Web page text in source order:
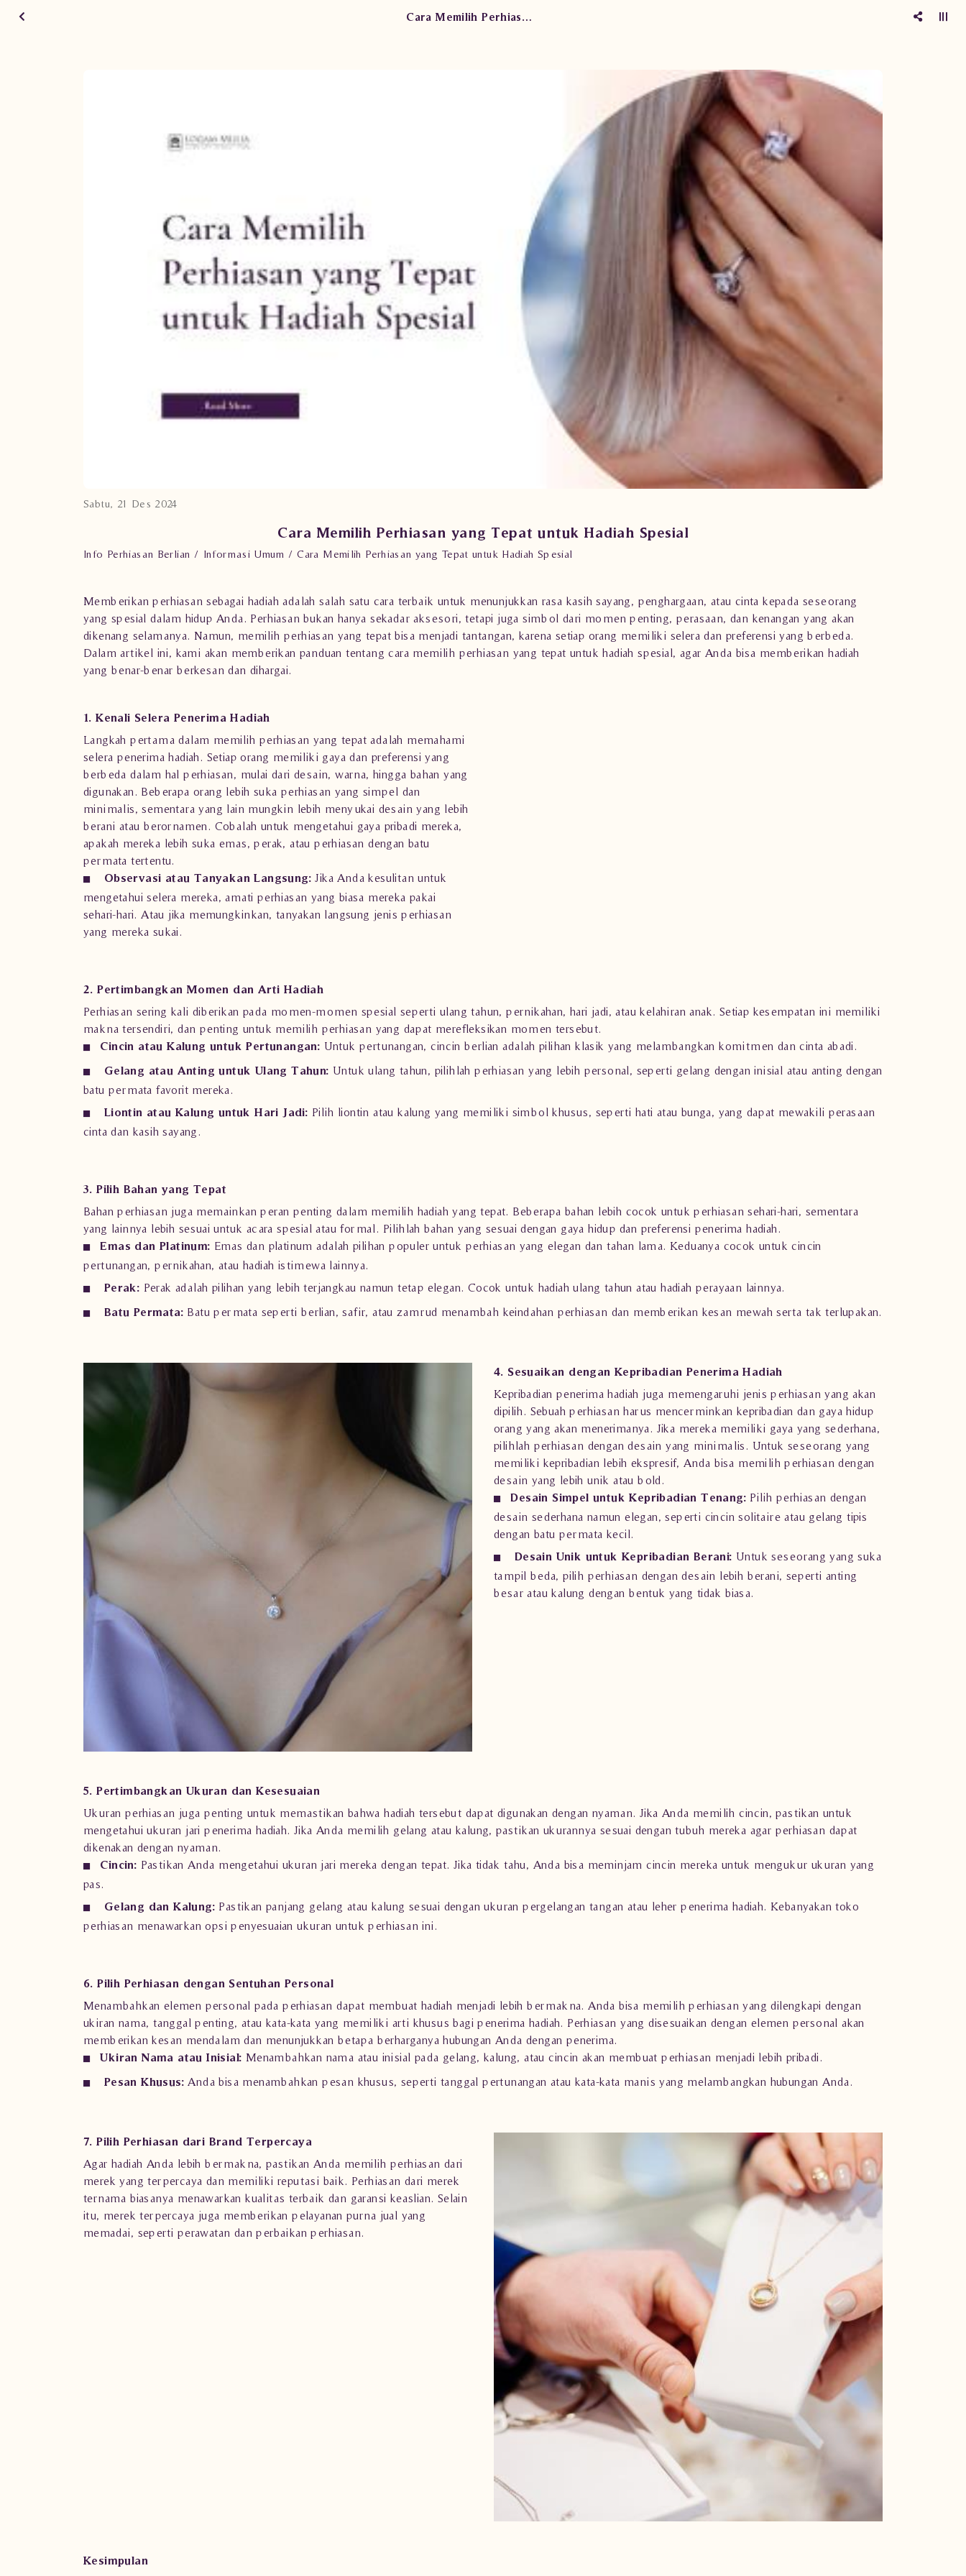
Cara Memilih Perhiasan yang Tepat untuk Hadiah Spesial
Sabtu, 21 Des 2024
Cara Memilih Perhiasan yang Tepat untuk Hadiah Spesial
Info Perhiasan Berlian Informasi Umum Cara Memilih Perhiasan yang Tepat untuk Hadiah Spesial
Memberikan perhiasan sebagai hadiah adalah salah satu cara terbaik untuk menunjukkan rasa kasih sayang, penghargaan, atau cinta kepada seseorang
yang spesial dalam hidup Anda. Perhiasan bukan hanya sekadar aksesori, tetapi juga simbol dari momen penting, perasaan, dan kenangan yang akan
dikenang selamanya. Namun, memilih perhiasan yang tepat bisa menjadi tantangan, karena setiap orang memiliki selera dan preferensi yang berbeda.
Dalam artikel ini, kami akan memberikan panduan tentang cara memilih perhiasan yang tepat untuk hadiah spesial, agar Anda bisa memberikan hadiah
yang benar-benar berkesan dan dihargai.
1. Kenali Selera Penerima Hadiah
Langkah pertama dalam memilih perhiasan yang tepat adalah memahami
selera penerima hadiah. Setiap orang memiliki gaya dan preferensi yang
berbeda dalam hal perhiasan, mulai dari desain, warna, hingga bahan yang
digunakan. Beberapa orang lebih suka perhiasan yang simpel dan
minimalis, sementara yang lain mungkin lebih menyukai desain yang lebih
berani atau berornamen. Cobalah untuk mengetahui gaya pribadi mereka,
apakah mereka lebih suka emas, perak, atau perhiasan dengan batu
permata tertentu.
Observasi atau Tanyakan Langsung: Jika Anda kesulitan untuk
mengetahui selera mereka, amati perhiasan yang biasa mereka pakai
sehari-hari. Atau jika memungkinkan, tanyakan langsung jenis perhiasan
yang mereka sukai.
2. Pertimbangkan Momen dan Arti Hadiah
Perhiasan sering kali diberikan pada momen-momen spesial seperti ulang tahun, pernikahan, hari jadi, atau kelahiran anak. Setiap kesempatan ini memiliki
makna tersendiri, dan penting untuk memilih perhiasan yang dapat merefleksikan momen tersebut.
Cincin atau Kalung untuk Pertunangan: Untuk pertunangan, cincin berlian adalah pilihan klasik yang melambangkan komitmen dan cinta abadi.
Gelang atau Anting untuk Ulang Tahun: Untuk ulang tahun, pilihlah perhiasan yang lebih personal, seperti gelang dengan inisial atau anting dengan
batu permata favorit mereka.
Liontin atau Kalung untuk Hari Jadi: Pilih liontin atau kalung yang memiliki simbol khusus, seperti hati atau bunga, yang dapat mewakili perasaan
cinta dan kasih sayang.
3. Pilih Bahan yang Tepat
Bahan perhiasan juga memainkan peran penting dalam memilih hadiah yang tepat. Beberapa bahan lebih cocok untuk perhiasan sehari-hari, sementara
yang lainnya lebih sesuai untuk acara spesial atau formal. Pilihlah bahan yang sesuai dengan gaya hidup dan preferensi penerima hadiah.
Emas dan Platinum: Emas dan platinum adalah pilihan populer untuk perhiasan yang elegan dan tahan lama. Keduanya cocok untuk cincin
pertunangan, pernikahan, atau hadiah istimewa lainnya.
Perak: Perak adalah pilihan yang lebih terjangkau namun tetap elegan. Cocok untuk hadiah ulang tahun atau hadiah perayaan lainnya.
Batu Permata: Batu permata seperti berlian, safir, atau zamrud menambah keindahan perhiasan dan memberikan kesan mewah serta tak terlupakan.
4. Sesuaikan dengan Kepribadian Penerima Hadiah
Kepribadian penerima hadiah juga memengaruhi jenis perhiasan yang akan
dipilih. Sebuah perhiasan harus mencerminkan kepribadian dan gaya hidup
orang yang akan menerimanya. Jika mereka memiliki gaya yang sederhana,
pilihlah perhiasan dengan desain yang minimalis. Untuk seseorang yang
memiliki kepribadian lebih ekspresif, Anda bisa memilih perhiasan dengan
desain yang lebih unik atau bold.
Desain Simpel untuk Kepribadian Tenang: Pilih perhiasan dengan
desain sederhana namun elegan, seperti cincin solitaire atau gelang tipis
dengan batu permata kecil.
Desain Unik untuk Kepribadian Berani: Untuk seseorang yang suka
tampil beda, pilih perhiasan dengan desain lebih berani, seperti anting
besar atau kalung dengan bentuk yang tidak biasa.
5. Pertimbangkan Ukuran dan Kesesuaian
Ukuran perhiasan juga penting untuk memastikan bahwa hadiah tersebut dapat digunakan dengan nyaman. Jika Anda memilih cincin, pastikan untuk
mengetahui ukuran jari penerima hadiah. Jika Anda memilih gelang atau kalung, pastikan ukurannya sesuai dengan tubuh mereka agar perhiasan dapat
dikenakan dengan nyaman.
Cincin: Pastikan Anda mengetahui ukuran jari mereka dengan tepat. Jika tidak tahu, Anda bisa meminjam cincin mereka untuk mengukur ukuran yang
pas.
Gelang dan Kalung: Pastikan panjang gelang atau kalung sesuai dengan ukuran pergelangan tangan atau leher penerima hadiah. Kebanyakan toko
perhiasan menawarkan opsi penyesuaian ukuran untuk perhiasan ini.
6. Pilih Perhiasan dengan Sentuhan Personal
Menambahkan elemen personal pada perhiasan dapat membuat hadiah menjadi lebih bermakna. Anda bisa memilih perhiasan yang dilengkapi dengan
ukiran nama, tanggal penting, atau kata-kata yang memiliki arti khusus bagi penerima hadiah. Perhiasan yang disesuaikan dengan elemen personal akan
memberikan kesan mendalam dan menunjukkan betapa berharganya hubungan Anda dengan penerima.
Ukiran Nama atau Inisial: Menambahkan nama atau inisial pada gelang, kalung, atau cincin akan membuat perhiasan menjadi lebih pribadi.
Pesan Khusus: Anda bisa menambahkan pesan khusus, seperti tanggal pertunangan atau kata-kata manis yang melambangkan hubungan Anda.
7. Pilih Perhiasan dari Brand Terpercaya
Agar hadiah Anda lebih bermakna, pastikan Anda memilih perhiasan dari
merek yang terpercaya dan memiliki reputasi baik. Perhiasan dari merek
ternama biasanya menawarkan kualitas terbaik dan garansi keaslian. Selain
itu, merek terpercaya juga memberikan pelayanan purna jual yang
memadai, seperti perawatan dan perbaikan perhiasan.
Kesimpulan